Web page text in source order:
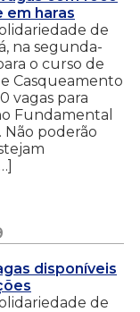
em haras
de
na segunda-
o curso de
Casqueamento
vagas para
Fundamental
poderão
disponíveis
de